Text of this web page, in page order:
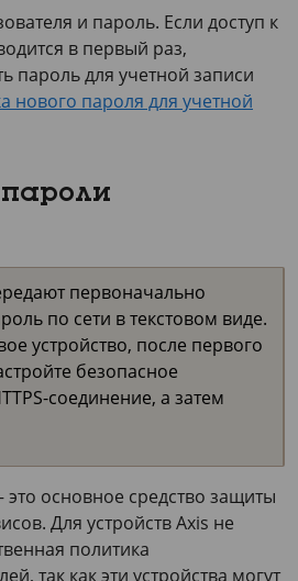
и пароль. Если доступ к
в первый раз,
пароль для учетной записи
нового пароля для учетной
первоначально
по сети в текстовом виде.
устройство, после первого
безопасное
соединение, а затем
основное средство защиты
Для устройств Axis не
политика
так как эти устройства могут